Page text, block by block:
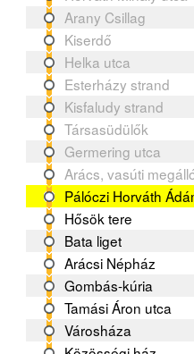
Arany Csillag
Kiserdő
Helka utca
Esterházy strand
Kisfaludy strand
Társasüdülők
Germering utca
Arács, vasúti
Pálóczi Horváth
Hősök tere
Bata liget
Arácsi Népház
Gombás-kúria
Tamási Áron utca
Városháza